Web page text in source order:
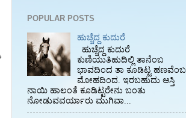
POPULAR POSTS
ಹುಚ್ಚೆದ್ದ ಕುದುರೆ
ಹುಚ್ಚೆದ್ದ ಕುದುರೆ
ಕುಣಿಯುತಿಹುದಿಲ್ಲಿ ತಾನೆಂಬ
ಭಾವದಿಂದ ತಾ ಕೂಡಿಟ್ಟ ಹಣವೆಂಬ
ಮೋಹದಿಂದ. ಇರಬಹುದು ಆಸ್ತಿ
ನಾಯಿ ಹಾಲಂತೆ ಕೂಡಿಟ್ಟರೇನು ಬಂತು
ನೋಡುವವರ್ಯಾರು ಮುಗಿವಾ...